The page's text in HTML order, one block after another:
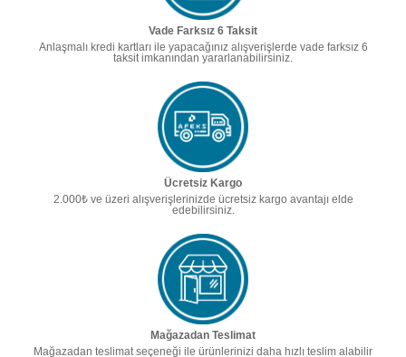
Vade Farksız 6 Taksit
Anlaşmalı kredi kartları ile yapacağınız alışverişlerde vade farksız 6
taksit imkanından yararlanabilirsiniz.
Ücretsiz Kargo
2.000₺ ve üzeri alışverişlerinizde ücretsiz kargo avantajı elde
edebilirsiniz.
Mağazadan Teslimat
Mağazadan teslimat seçeneği ile ürünlerinizi daha hızlı teslim alabilir